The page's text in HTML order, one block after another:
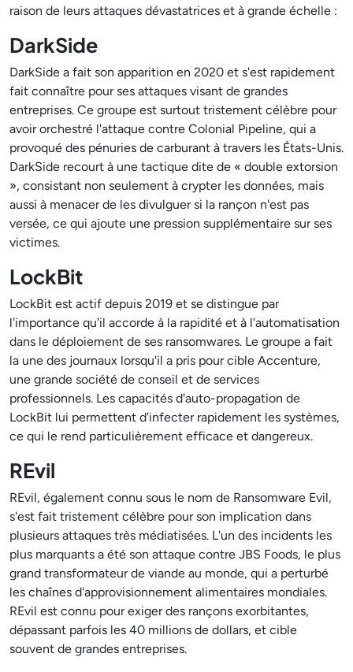
raison de leurs attaques dévastatrices et à grande échelle :
DarkSide
DarkSide a fait son apparition en 2020 et s'est rapidement
fait connaître pour ses attaques visant de grandes
entreprises. Ce groupe est surtout tristement célèbre pour
avoir orchestré l'attaque contre Colonial Pipeline, qui a
provoqué des pénuries de carburant à travers les États-Unis.
DarkSide recourt à une tactique dite de « double extorsion
», consistant non seulement à crypter les données, mais
aussi à menacer de les divulguer si la rançon n'est pas
versée, ce qui ajoute une pression supplémentaire sur ses
victimes.
LockBit
LockBit est actif depuis 2019 et se distingue par
l'importance qu'il accorde à la rapidité et à l'automatisation
dans le déploiement de ses ransomwares. Le groupe a fait
la une des journaux lorsqu'il a pris pour cible Accenture,
une grande société de conseil et de services
professionnels. Les capacités d'auto-propagation de
LockBit lui permettent d'infecter rapidement les systèmes,
ce qui le rend particulièrement efficace et dangereux.
REvil
REvil, également connu sous le nom de Ransomware Evil,
s'est fait tristement célèbre pour son implication dans
plusieurs attaques très médiatisées. L'un des incidents les
plus marquants a été son attaque contre JBS Foods, le plus
grand transformateur de viande au monde, qui a perturbé
les chaînes d'approvisionnement alimentaires mondiales.
REvil est connu pour exiger des rançons exorbitantes,
dépassant parfois les 40 millions de dollars, et cible
souvent de grandes entreprises.